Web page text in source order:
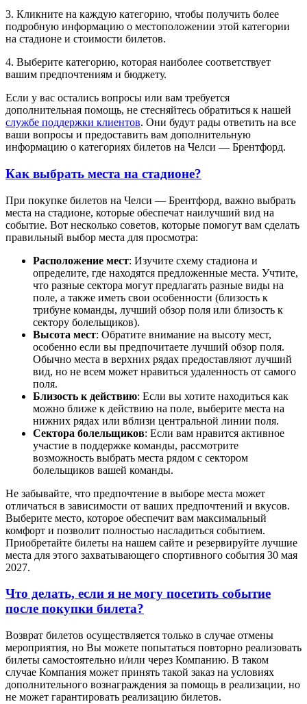
3. Кликните на каждую категорию, чтобы получить более
подробную информацию о местоположении этой категории
на стадионе и стоимости билетов.
4. Выберите категорию, которая наиболее соответствует
вашим предпочтениям и бюджету.
Если у вас остались вопросы или вам требуется
дополнительная помощь, не стесняйтесь обратиться к нашей
службе поддержки клиентов. Они будут рады ответить на все
ваши вопросы и предоставить вам дополнительную
информацию о категориях билетов на Челси — Брентфорд.
Как выбрать места на стадионе?
При покупке билетов на Челси — Брентфорд, важно выбрать
места на стадионе, которые обеспечат наилучший вид на
событие. Вот несколько советов, которые помогут вам сделать
правильный выбор места для просмотра:
Расположение мест: Изучите схему стадиона и
определите, где находятся предложенные места. Учтите,
что разные сектора могут предлагать разные виды на
поле, а также иметь свои особенности (близость к
трибуне команды, лучший обзор поля или близость к
сектору болельщиков).
Высота мест: Обратите внимание на высоту мест,
особенно если вы предпочитаете лучший обзор поля.
Обычно места в верхних рядах предоставляют лучший
вид, но не всем может нравиться удаленность от самого
поля.
Близость к действию: Если вы хотите находиться как
можно ближе к действию на поле, выберите места на
нижних рядах или вблизи центральной линии поля.
Сектора болельщиков: Если вам нравится активное
участие в поддержке команды, рассмотрите
возможность выбрать места рядом с сектором
болельщиков вашей команды.
Не забывайте, что предпочтение в выборе места может
отличаться в зависимости от ваших предпочтений и вкусов.
Выберите место, которое обеспечит вам максимальный
комфорт и позволит полностью насладиться событием.
Приобретайте билеты на нашем сайте и резервируйте лучшие
места для этого захватывающего спортивного события 30 мая
2027.
Что делать, если я не могу посетить событие
после покупки билета?
Возврат билетов осуществляется только в случае отмены
мероприятия, но Вы можете попытаться повторно реализовать
билеты самостоятельно и/или через Компанию. В таком
случае Компания может принять такой заказ на условиях
дополнительного вознаграждения за помощь в реализации, но
не может гарантировать реализацию билетов.